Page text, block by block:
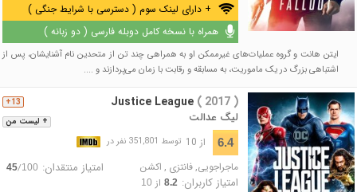
+ دارای لینک سوم ( دسترسی با شرایط جنگی )
همراه با نسخه کامل دوبله فارسی ( دو زبانه )
ایتن هانت و گروه عملیات‌های غیرممکن او به همراهی چند تن از متحدین نام آشنایشان، پس از
اشتباهی بزرگ در یک ماموریت، به مسابقه و رقابت با زمان می‌پردازند و ....
+ لیست من
13+ Justice League ( 2017 )
لیگ عدالت
6.4 از 10 توسط 351,801 نفر در
ماجراجویی, فانتزی , اکشن امتیاز منتقدان: 45/100
امتیاز کاربران: 8.2از 10